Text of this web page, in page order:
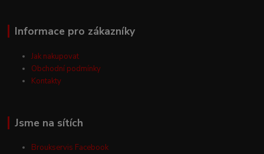
Informace pro zákazníky
Jak nakupovat
Obchodní podmínky
Kontakty
Jsme na sítích
Broukservis Facebook